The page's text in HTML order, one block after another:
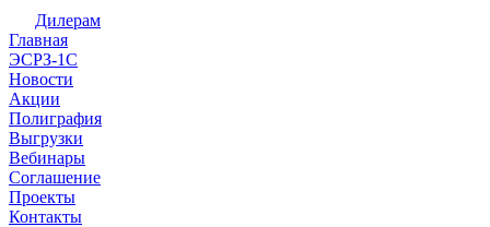
Дилерам
Главная
ЭСРЗ-1С
Новости
Акции
Полиграфия
Выгрузки
Вебинары
Соглашение
Проекты
Контакты